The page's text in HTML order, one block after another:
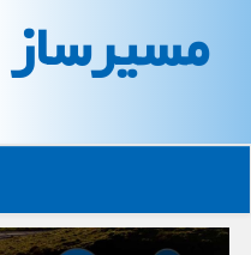
مسیرساز